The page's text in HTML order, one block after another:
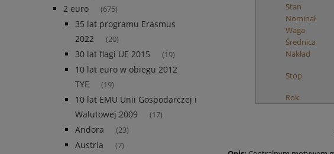
2 euro (675)
35 lat programu Erasmus
2022
(20)
30 lat flagi UE 2015 (19)
10 lat euro w obiegu 2012
TYE
(19)
10 lat EMU Unii Gospodarczej i
Walutowej 2009
(17)
Andora (23)
Austria (7)
Stan
Nominał
Waga
Średnica
Nakład
Stop
Rok